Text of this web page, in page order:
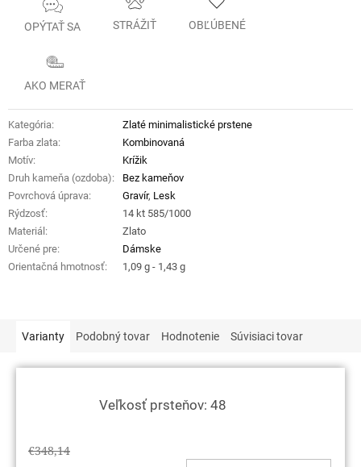
OPÝTAŤ SA STRÁŽIŤ OBĽÚBENÉ
AKO MERAŤ
Kategória:
Zlaté minimalistické prstene
Farba zlata:
Kombinovaná
Motív:
Krížik
Druh kameňa (ozdoba):
Bez kameňov
Povrchová úprava: Gravír, Lesk
Rýdzosť:
14 kt 585/1000
Materiál :
Zlato
Určené pre:
Dámske
Orientačná hmotnosť: 1,09 g - 1,43 g
Varianty Podobný tovar Hodnotenie Súvisiaci tovar
Veľkosť prsteňov: 48
€348,14